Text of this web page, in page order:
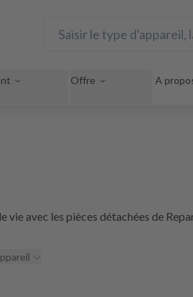
Offre A
vie avec les pièces détachées de